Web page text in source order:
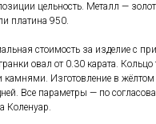
цельность. Металл —
платина 950.
стоимость за изделие с
овал от 0.30 карата. Кольцо
камнями. Изготовление в
Все параметры — по
Коленуар.